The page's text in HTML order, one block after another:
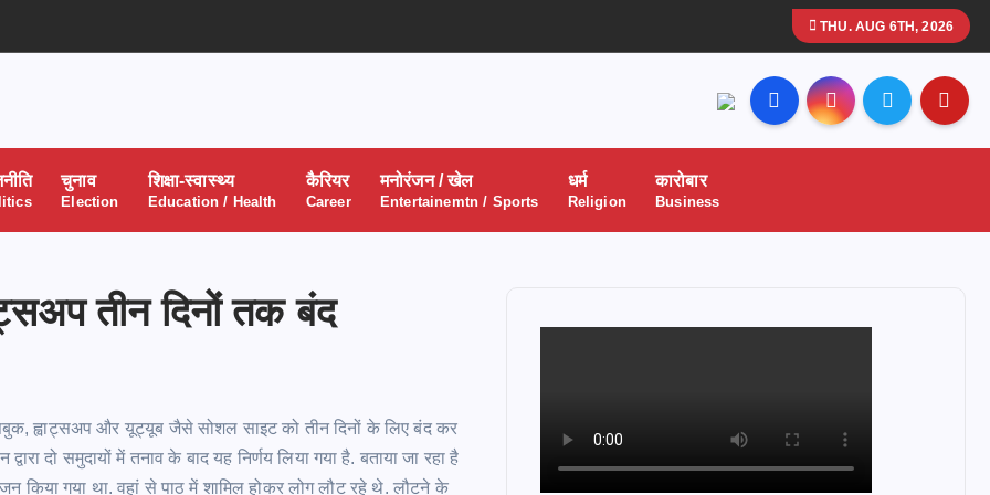
THU. AUG 6TH, 2026
चुनाव
Election
शिक्षा-स्वास्थ्य
Education / Health
कैरियर
Career
मनोरंजन / खेल
Entertainemtn / Sports
धर्म
Religion
कारोबार
Business
तीन दिनों तक बंद
ह्वाट्सअप और यूट्यूब जैसे सोशल साइट को तीन दिनों के लिए बंद कर
द्वारा दो समुदायों में तनाव के बाद यह निर्णय लिया गया है. बताया जा रहा है
किया गया था. वहां से पाठ में शामिल होकर लोग लौट रहे थे. लौटने के